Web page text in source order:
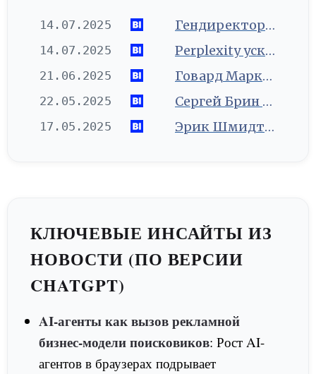
14.07.2025 Гендиректор Perplexity о войнах AI-браузеров: "Гиганты копируют всё хорошее"
14.07.2025 Perplexity ускоряет разработку в 4 раза за счёт AI-кодинга — опыт и риски нового подхода
21.06.2025 Говард Маркс использовал Perplexity для написания нового мемо
22.05.2025 Сергей Брин передал акции Alphabet на $700 млн, не раскрывая получателя
17.05.2025 Эрик Шмидт: «Игнорируйте ИИ — и рискуете стать неактуальными. Осваивайте его быстро»
КЛЮЧЕВЫЕ ИНСАЙТЫ ИЗ
НОВОСТИ (ПО ВЕРСИИ
CHATGPT)
AI-агенты как вызов рекламной
бизнес-модели поисковиков: Рост AI-
агентов в браузерах подрывает